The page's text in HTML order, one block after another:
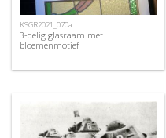
KSGR2021_070a
3-delig glasraam met
bloemenmotief